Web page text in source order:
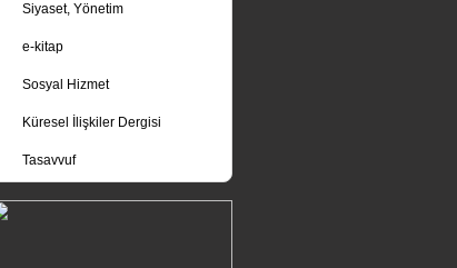
Siyaset, Yönetim
e-kitap
Sosyal Hizmet
Küresel İlişkiler Dergisi
Tasavvuf